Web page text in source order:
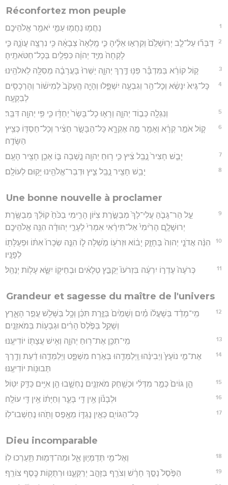
Réconfortez mon peuple
1 נַחֲמ֥וּ נַחֲמ֖וּ עַמִּ֑י יֹאמַ֖ר אֱלֹהֵיכֶֽם׃
2
דַּבְּר֞וּ עַל־לֵ֤ב יְרֽוּשָׁלִַ֙ם֙ וְקִרְא֣וּ אֵלֶ֔יהָ כִּ֤י מָֽלְאָה֙ צְבָאָ֔הּ כִּ֥י נִרְצָ֖ה עֲוֺנָ֑הּ כִּ֤י
לָקְחָה֙ מִיַּ֣ד יְהוָ֔ה כִּפְלַ֖יִם בְּכָל־חַטֹּאתֶֽיהָ׃
3 ק֣וֹל קוֹרֵ֔א בַּמִּדְבָּ֕ר פַּנּ֖וּ דֶּ֣רֶךְ יְהוָ֑ה יַשְּׁרוּ֙ בָּעֲרָבָ֔ה מְסִלָּ֖ה לֵאלֹהֵֽינוּ׃
4
כָּל־גֶּיא֙ יִנָּשֵׂ֔א וְכָל־הַ֥ר וְגִבְעָ֖ה יִשְׁפָּ֑לוּ וְהָיָ֤ה הֶֽעָקֹב֙ לְמִישׁ֔וֹר וְהָרְכָסִ֖ים
לְבִקְעָֽה׃
5 וְנִגְלָ֖ה כְּב֣וֹד יְהוָ֑ה וְרָא֤וּ כָל־בָּשָׂר֙ יַחְדָּ֔ו כִּ֛י פִּ֥י יְהוָ֖ה דִּבֵּֽר׃
6
ק֚וֹל אֹמֵ֣ר קְרָ֔א וְאָמַ֖ר מָ֣ה אֶקְרָ֑א כָּל־הַבָּשָׂ֣ר חָצִ֔יר וְכָל־חַסְדּ֖וֹ כְּצִ֥יץ
הַשָּׂדֶֽה׃
7 יָבֵ֤שׁ חָצִיר֙ נָ֣בֵֽל צִ֔יץ כִּ֛י ר֥וּחַ יְהוָ֖ה נָ֣שְׁבָה בּ֑וֹ אָכֵ֥ן חָצִ֖יר הָעָֽם׃
8 יָבֵ֥שׁ חָצִ֖יר נָ֣בֵֽל צִ֑יץ וּדְבַר־אֱלֹהֵ֖ינוּ יָק֥וּם לְעוֹלָֽם׃
Une bonne nouvelle à proclamer
9
עַ֣ל הַר־גָּבֹ֤הַ עֲלִי־לָךְ֙ מְבַשֶּׂ֣רֶת צִיּ֔וֹן הָרִ֤ימִי בַכֹּ֙חַ֙ קוֹלֵ֔ךְ מְבַשֶּׂ֖רֶת
יְרוּשָׁלִָ֑ם הָרִ֙ימִי֙ אַל־תִּירָ֔אִי אִמְרִי֙ לְעָרֵ֣י יְהוּדָ֔ה הִנֵּ֖ה אֱלֹהֵיכֶֽם׃
10
הִנֵּ֨ה אֲדֹנָ֤י יְהוִה֙ בְּחָזָ֣ק יָב֔וֹא וּזְרֹע֖וֹ מֹ֣שְׁלָה ל֑וֹ הִנֵּ֤ה שְׂכָרוֹ֙ אִתּ֔וֹ וּפְעֻלָּת֖וֹ
לְפָנָֽיו׃
11 כְּרֹעֶה֙ עֶדְר֣וֹ יִרְעֶ֔ה בִּזְרֹעוֹ֙ יְקַבֵּ֣ץ טְלָאִ֔ים וּבְחֵיק֖וֹ יִשָּׂ֑א עָל֖וֹת יְנַהֵֽל׃
Grandeur et sagesse du maître de l'univers
12
מִֽי־מָדַ֨ד בְּשָׁעֳל֜וֹ מַ֗יִם וְשָׁמַ֙יִם֙ בַּזֶּ֣רֶת תִּכֵּ֔ן וְכָ֥ל בַּשָּׁלִ֖שׁ עֲפַ֣ר הָאָ֑רֶץ
וְשָׁקַ֤ל בַּפֶּ֙לֶס֙ הָרִ֔ים וּגְבָע֖וֹת בְּמֹאזְנָֽיִם׃
13 מִֽי־תִכֵּ֥ן אֶת־ר֖וּחַ יְהוָ֑ה וְאִ֥ישׁ עֲצָת֖וֹ יוֹדִיעֶֽנּוּ׃
14
אֶת־מִ֤י נוֹעָץ֙ וַיְבִינֵ֔הוּ וַֽיְלַמְּדֵ֖הוּ בְּאֹ֣רַח מִשְׁפָּ֑ט וַיְלַמְּדֵ֣הוּ דַ֔עַת וְדֶ֥רֶךְ
תְּבוּנ֖וֹת יוֹדִיעֶֽנּוּ׃
15 הֵ֤ן גּוֹיִם֙ כְּמַ֣ר מִדְּלִ֔י וּכְשַׁ֥חַק מֹאזְנַ֖יִם נֶחְשָׁ֑בוּ הֵ֥ן אִיִּ֖ים כַּדַּ֥ק יִטּֽוֹל׃
16 וּלְבָנ֕וֹן אֵ֥ין דֵּ֖י בָּעֵ֑ר וְחַיָּת֔וֹ אֵ֥ין דֵּ֖י עוֹלָֽה׃
17 כָּל־הַגּוֹיִ֖ם כְּאַ֣יִן נֶגְדּ֑וֹ מֵאֶ֥פֶס וָתֹ֖הוּ נֶחְשְׁבוּ־לֽוֹ׃
Dieu incomparable
18 וְאֶל־מִ֖י תְּדַמְּי֣וּן אֵ֑ל וּמַה־דְּמ֖וּת תַּ֥עַרְכוּ לֽוֹ׃
19 הַפֶּ֙סֶל֙ נָסַ֣ךְ חָרָ֔שׁ וְצֹרֵ֖ף בַּזָּהָ֣ב יְרַקְּעֶ֑נּוּ וּרְתֻק֥וֹת כֶּ֖סֶף צוֹרֵֽף׃